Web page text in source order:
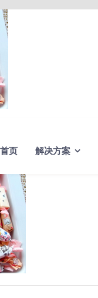
首页 解决方案